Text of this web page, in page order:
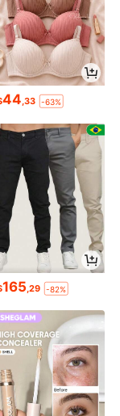
44 ,33 -63%
165,29 -82%